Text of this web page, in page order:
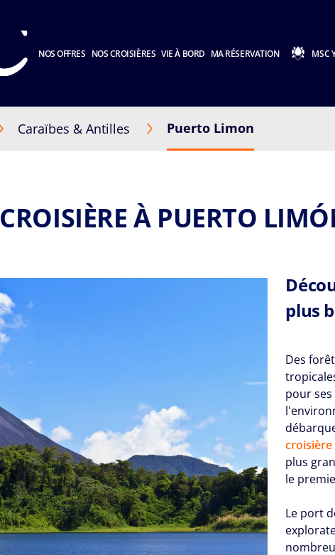
NOS OFFRES NOS CROISIÈRES VIE À BORD MA RÉSERVATION MSC
Caraïbes & Antilles Puerto Limon
CROISIÈRE À PUERTO
plus
Des
pour
croisière
plus
le
Le port